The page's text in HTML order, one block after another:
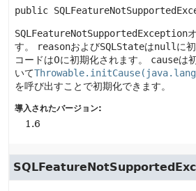
public
SQLFeatureNotSupportedException
す。
reasonおよびSQLStateはnull に
コードは0に初期化されます。
causeは
いて
を呼び出すことで初期化できます。
導入されたバージョン:
1.6